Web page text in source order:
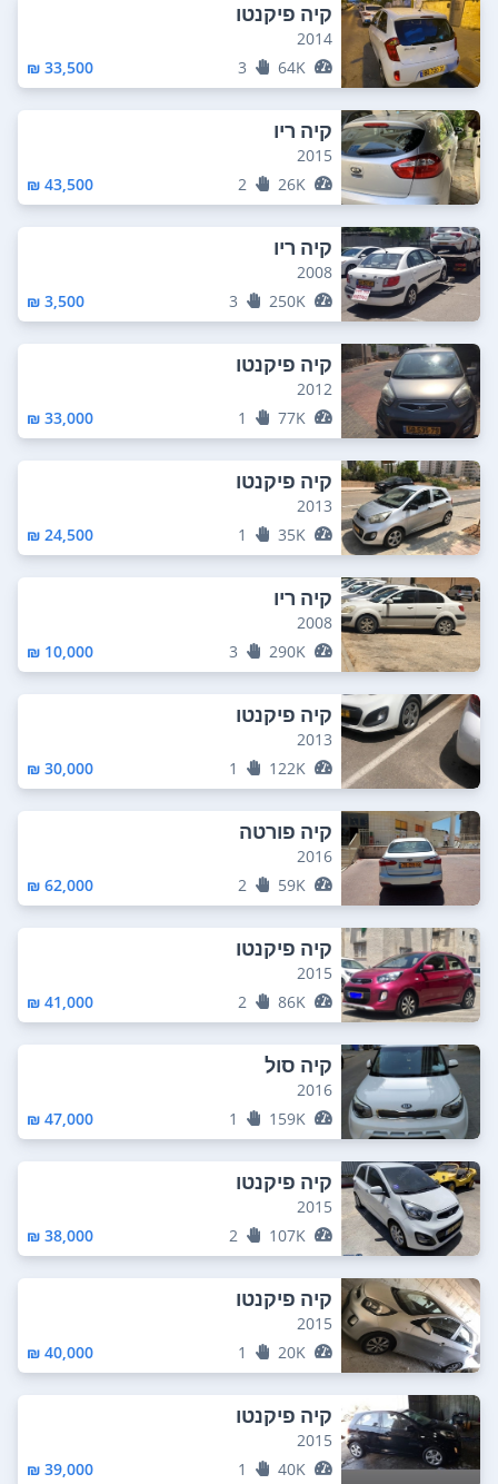
קיה פיקנטו
2014
64K
3
33,500 ₪
קיה ריו
2015
26K
2
43,500 ₪
קיה ריו
2008
250K
3
3,500 ₪
קיה פיקנטו
2012
77K
1
33,000 ₪
קיה פיקנטו
2013
35K
1
24,500 ₪
קיה ריו
2008
290K
3
10,000 ₪
קיה פיקנטו
2013
122K
1
30,000 ₪
קיה פורטה
2016
59K
2
62,000 ₪
קיה פיקנטו
2015
86K
2
41,000 ₪
קיה סול
2016
159K
1
47,000 ₪
קיה פיקנטו
2015
107K
2
38,000 ₪
קיה פיקנטו
2015
20K
1
40,000 ₪
קיה פיקנטו
2015
40K
1
39,000 ₪